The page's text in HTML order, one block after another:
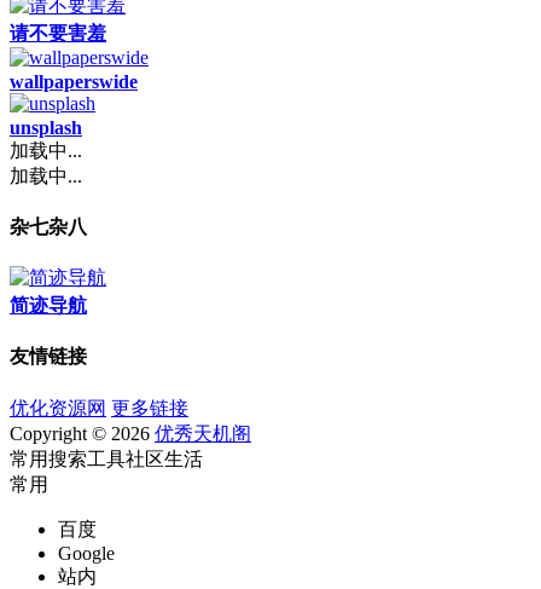
请不要害羞
wallpaperswide
unsplash
加载中...
加载中...
杂七杂八
简迹导航
友情链接
优化资源网 更多链接
Copyright © 2026 优秀天机阁
常用搜索工具社区生活
常用
百度
Google
站内